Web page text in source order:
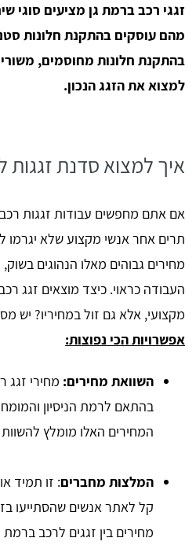
זגגי רכב ברמת גן מציעים סוגי
מהם עוסקים בהתקנת חלונות
בהתקנת חלונות מחוסמים,
למצוא את הזגג הנכון.
איך למצוא סדנת זגגות
אם אתם מחפשים עבודות זגגות
תרים אחר אנשי מקצוע שלא יגרמו
מחירים גבוהים מאלו הנהוגים
העבודה כראוי. כיצד מוצאים זגג
מקצועי, אלא גם זול במחיריו? יש
אפשרויות הכי נפוצות:
השוואת מחירים: מחירי זגג
בהתאם לרמת הניסיון
המחירים האלו מומלץ
המלצות מחברים: זו תמיד
קל לאתר אנשים שהסתייעו
מחירים בין זגגים לרכב